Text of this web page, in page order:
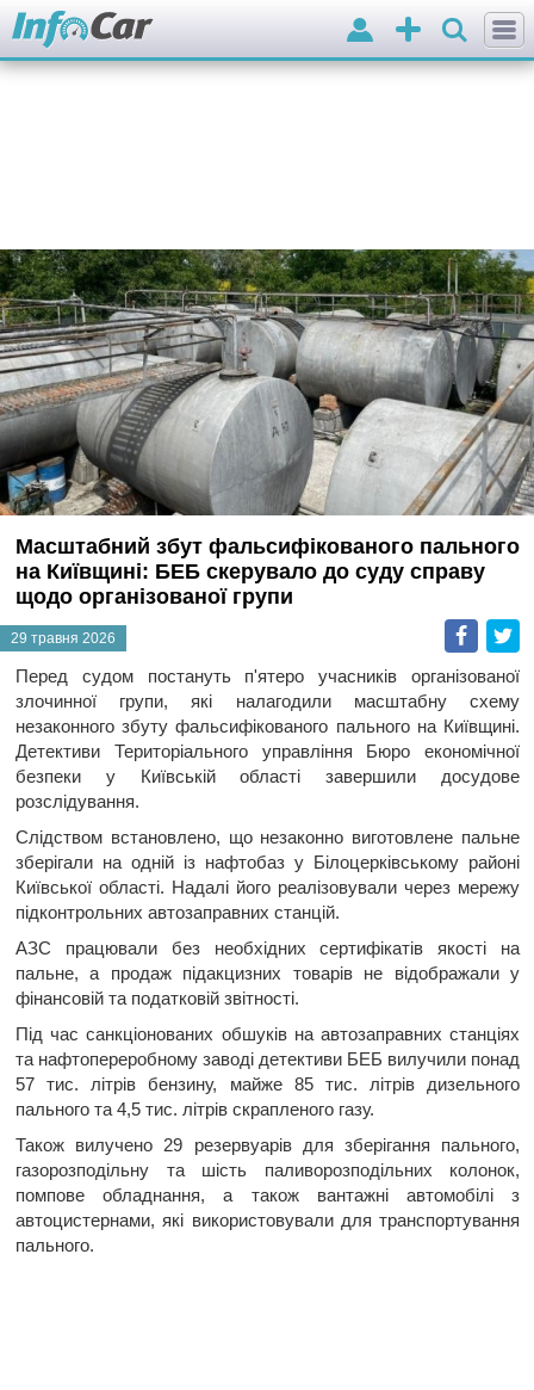
Додати
оголошення
Вхід
Масштабний збут фальсифікованого пального
на Київщині: БЕБ скерувало до суду справу
щодо організованої групи
29 травня 2026
Перед судом постануть п'ятеро учасників організованої
злочинної групи, які налагодили масштабну схему
незаконного збуту фальсифікованого пального на Київщині.
Детективи Територіального управління Бюро економічної
безпеки у Київській області завершили досудове
розслідування.
Слідством встановлено, що незаконно виготовлене пальне
зберігали на одній із нафтобаз у Білоцерківському районі
Київської області. Надалі його реалізовували через мережу
підконтрольних автозаправних станцій.
АЗС працювали без необхідних сертифікатів якості на
пальне, а продаж підакцизних товарів не відображали у
фінансовій та податковій звітності.
Під час санкціонованих обшуків на автозаправних станціях
та нафтопереробному заводі детективи БЕБ вилучили понад
57 тис. літрів бензину, майже 85 тис. літрів дизельного
пального та 4,5 тис. літрів скрапленого газу.
Також вилучено 29 резервуарів для зберігання пального,
газорозподільну та шість паливорозподільних колонок,
помпове обладнання, а також вантажні автомобілі з
автоцистернами, які використовували для транспортування
пального.